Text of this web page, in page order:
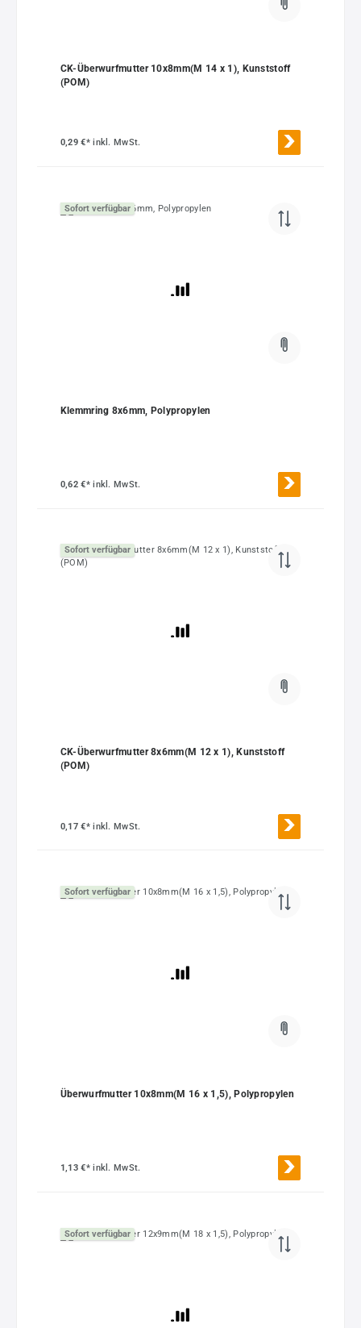
CK-Überwurfmutter 10x8mm(M 14 x 1), Kunststoff
(POM)
0,29 €*inkl. MwSt.
Sofort verfügbar
Klemmring 8x6mm, Polypropylen
0,62 €*inkl. MwSt.
Sofort verfügbar
CK-Überwurfmutter 8x6mm(M 12 x 1), Kunststoff
(POM)
0,17 €*inkl. MwSt.
Sofort verfügbar
Überwurfmutter 10x8mm(M 16 x 1,5), Polypropylen
1,13 €*inkl. MwSt.
Sofort verfügbar